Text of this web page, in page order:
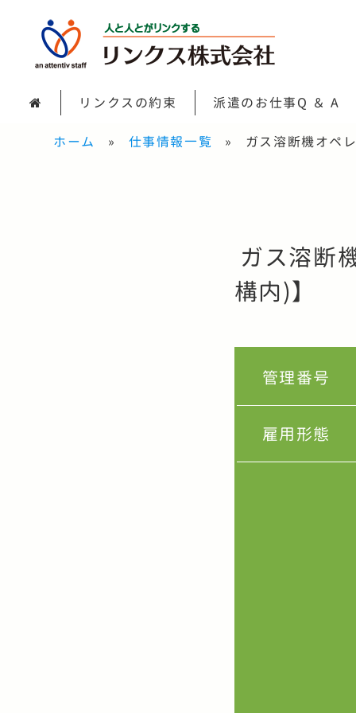
リンクスの約束 派遣のお仕事Q ＆ A
ホーム 仕事情報一覧 ガス溶断機オペ
ガス溶断
構内)】
管理番号
雇用形態